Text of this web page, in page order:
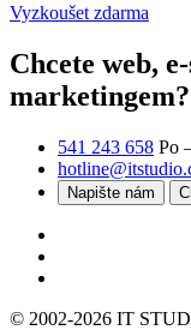
Vyzkoušet zdarma
Chcete web,
marketingem?
541 243 658 Po
Napište nám
© 2002-2026 IT